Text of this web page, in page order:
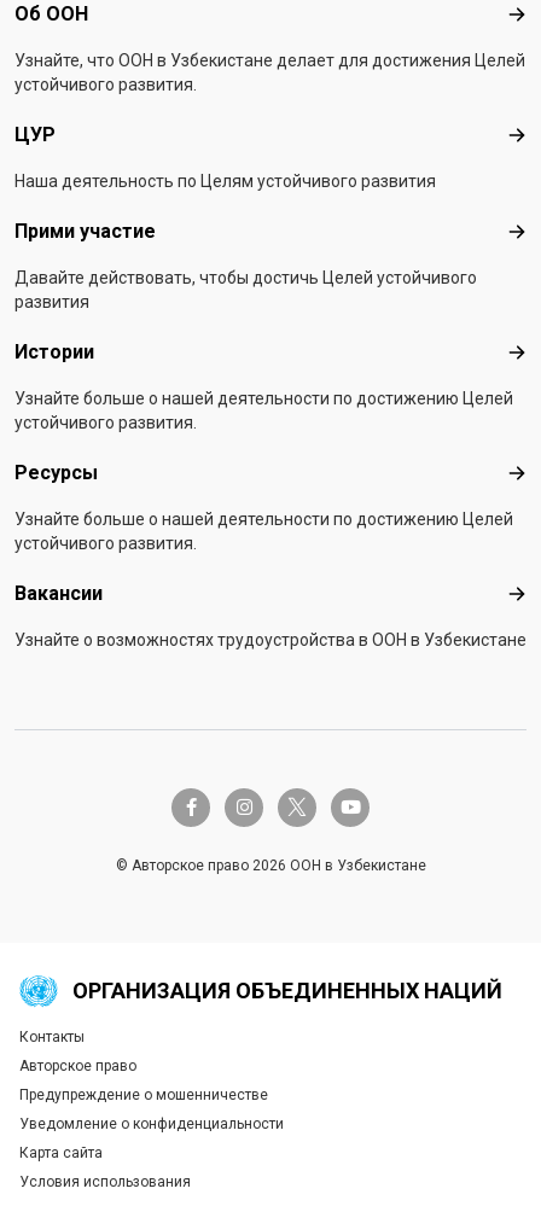
Footer menu
Об ООН Об
Узнайте, что ООН в Узбекистанe делает для достижения Целей
устойчивого развития.
ЦУР
Наша деятельность по Целям устойчивого развития
Прими участие
Давайте действовать, чтобы достичь Целей устойчивого
развития
Истории
Узнайте больше о нашей деятельности по достижению Целей
устойчивого развития.
Ресурсы
Узнайте больше о нашей деятельности по достижению Целей
устойчивого развития.
Вакансии
Узнайте о возможностях трудоустройства в ООН в Узбекистане
facebook-finstagramtwitter-x youtube
© Авторское право 2026 ООН в Узбекистане
ОРГАНИЗАЦИЯ ОБЪЕДИНЕННЫХ НАЦИЙ
Global U.N. menu
Контакты
Авторское право
Предупреждение о мошенничестве
Уведомление о конфиденциальности
Карта сайта
Условия использования